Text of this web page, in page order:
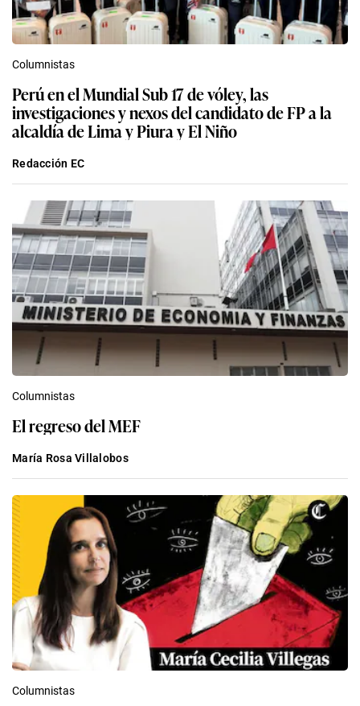
Columnistas
Perú en el Mundial Sub 17 de vóley, las
investigaciones y nexos del candidato de FP a la
alcaldía de Lima y Piura y El Niño
Redacción EC
Columnistas
El regreso del MEF
María Rosa Villalobos
Columnistas